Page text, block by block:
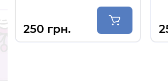
Светрик для хлопчика Hi-Yo! темно-
1530